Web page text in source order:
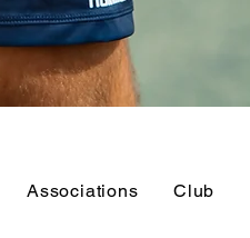
Associations Club